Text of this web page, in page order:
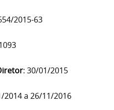
2015-63
: 30/01/2015
2014 a 26/11/2016